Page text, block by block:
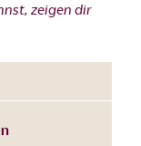
zeigen dir